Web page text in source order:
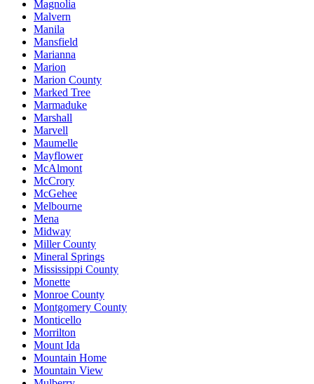
Magnolia
Malvern
Manila
Mansfield
Marianna
Marion
Marion County
Marked Tree
Marmaduke
Marshall
Marvell
Maumelle
Mayflower
McAlmont
McCrory
McGehee
Melbourne
Mena
Midway
Miller County
Mineral Springs
Mississippi County
Monette
Monroe County
Montgomery County
Monticello
Morrilton
Mount Ida
Mountain Home
Mountain View